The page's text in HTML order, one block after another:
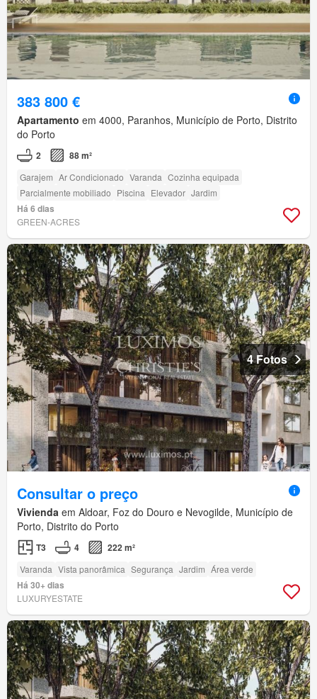
383 800 €
Apartamento em 4000, Paranhos, Município de Porto, Distrito
do Porto
2 88 m²
Garajem Ar Condicionado Varanda Cozinha equipada
Parcialmente mobiliado Piscina Elevador Jardim
Há 6 dias
GREEN-ACRES
4 Fotos
Consultar o preço
Vivienda em Aldoar, Foz do Douro e Nevogilde, Município de
Porto, Distrito do Porto
T3 4 222 m²
Varanda Vista panorâmica Segurança Jardim Área verde
Há 30+ dias
LUXURYESTATE